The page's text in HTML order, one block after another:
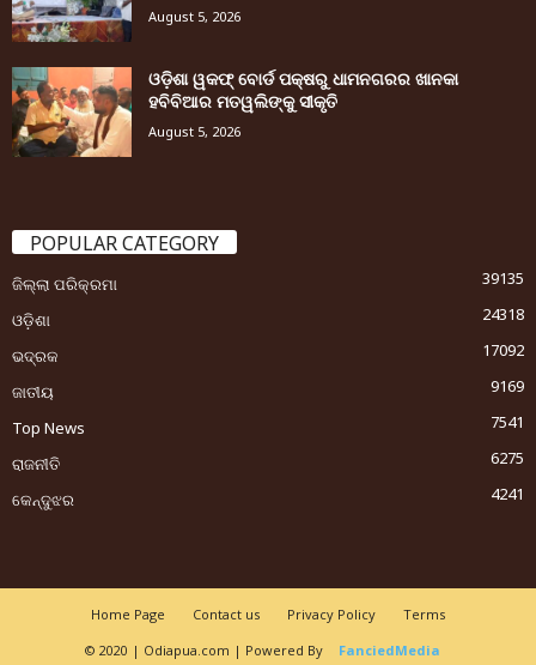
August 5, 2026
ଓଡ଼ିଶା ୱକଫ୍ ବୋର୍ଡ ପକ୍ଷରୁ ଧାମନଗରର ଖାନକା
ହବିବିଆର ମତୱଲିଙ୍କୁ ସୀକୃତି
August 5, 2026
POPULAR CATEGORY
ଜିଲ୍ଲା ପରିକ୍ରମା
39135
ଓଡ଼ିଶା
24318
ଭଦ୍ରକ
17092
ଜାତୀୟ
9169
Top News
7541
ରାଜନୀତି
6275
କେନ୍ଦୁଝର
4241
Home Page Contact us Privacy Policy
Terms
© 2020 | Odiapua.com | Powered By
FanciedMedia